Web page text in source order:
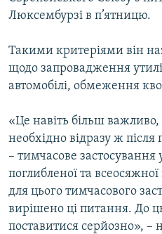
Усі сайти RFE/RL
Люксембурзі в п’ятницю.
Такими критеріями він
щодо запровадження
автомобілі, обмеження
«Це навіть більш
необхідно відразу ж
– тимчасове застосування
поглибленої та всеосяжної
для цього тимчасового
вирішено ці питання. До
поставитися серйозно», –